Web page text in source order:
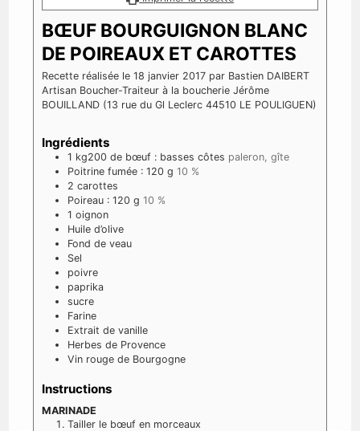
BŒUF BOURGUIGNON BLANC
DE POIREAUX ET CAROTTES
Recette réalisée le 18 janvier 2017 par Bastien DAIBERT
Artisan Boucher-Traiteur à la boucherie Jérôme
BOUILLAND (13 rue du Gl Leclerc 44510 LE POULIGUEN)
Ingrédients
1 kg200 de bœuf : basses côtes paleron, gîte
Poitrine fumée : 120 g 10 %
2 carottes
Poireau : 120 g 10 %
1 oignon
Huile d’olive
Fond de veau
Sel
poivre
paprika
sucre
Farine
Extrait de vanille
Herbes de Provence
Vin rouge de Bourgogne
Instructions
MARINADE
Tailler le bœuf en morceaux